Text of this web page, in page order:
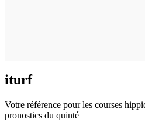
iturf
Votre référence pour les courses
pronostics du quinté